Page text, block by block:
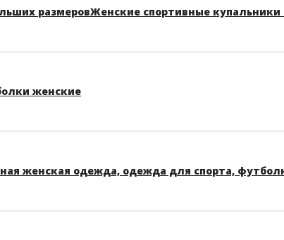
размеровЖенские спортивные
женские
женская одежда, одежда для спорта,